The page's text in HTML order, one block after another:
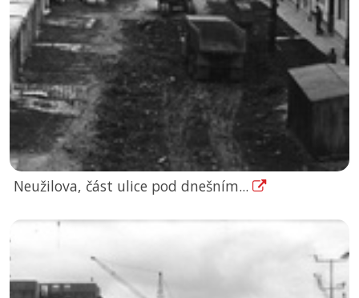
Neužilova, část ulice pod dnešním...